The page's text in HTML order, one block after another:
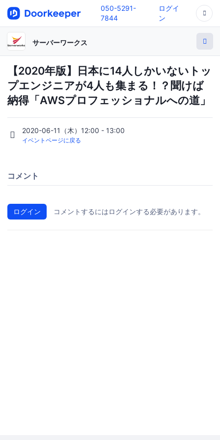
050-5291-
7844
ログイ
ン
サーバーワークス
【2020年版】日本に14人しかいないトッ
プエンジニアが4人も集まる！？聞けば
納得「AWSプロフェッショナルへの道」
2020-06-11（木）12:00 - 13:00
イベントページに戻る
コメント
ログイン コメントするにはログインする必要があります。